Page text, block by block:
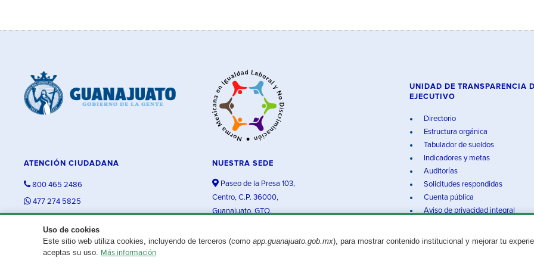
Uso de cookies
Este sitio web utiliza cookies, incluyendo de terceros (como app.guanajuato.gob.mx), para mostrar contenido institucional y mejorar tu
aceptas su uso. Más información
ATENCIÓN CIUDADANA
800 465 2486
477 274 5825
NUESTRA SEDE
Paseo de la Presa 103,
Centro, C.P. 36000,
Guanajuato, GTO.
UNIDAD DE TRANSPARENCIA
EJECUTIVO
Directorio
Estructura orgánica
Tabulador de sueldos
Indicadores y metas
Auditorías
Solicitudes respondidas
Cuenta pública
Aviso de privacidad integral
¿Existe algún problema con esta página?Repórtalo aquí. Aviso legal© 2025 Gobierno del Estado de Guanajuato